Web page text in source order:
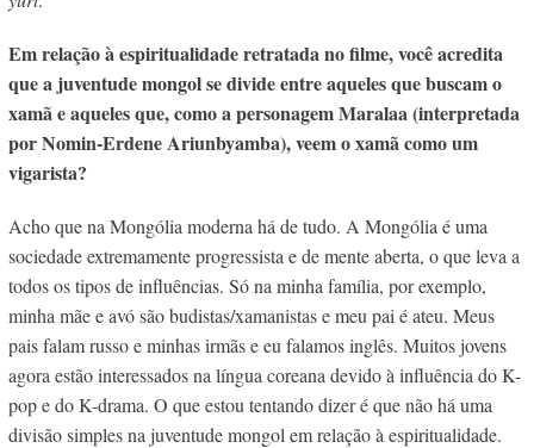
Em relação à espiritualidade retratada no filme, você acredita
que a juventude mongol se divide entre aqueles que buscam o
xamã e aqueles que, como a personagem Maralaa (interpretada
por Nomin-Erdene Ariunbyamba), veem o xamã como um
vigarista?
Acho que na Mongólia moderna há de tudo. A Mongólia é uma
sociedade extremamente progressista e de mente aberta, o que leva a
todos os tipos de influências. Só na minha família, por exemplo,
minha mãe e avó são budistas/xamanistas e meu pai é ateu. Meus
pais falam russo e minhas irmãs e eu falamos inglês. Muitos jovens
agora estão interessados na língua coreana devido à influência do K-
pop e do K-drama. O que estou tentando dizer é que não há uma
divisão simples na juventude mongol em relação à espiritualidade.